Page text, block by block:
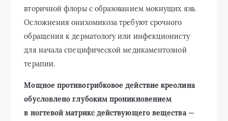
вторичной флоры с образованием мокнущих язв.
Осложнения онихомикоза требуют срочного
обращения к дерматологу или инфекционисту
для начала специфической медикаментозной
терапии.
Мощное противогрибковое действие креолина
обусловлено глубоким проникновением
в ногтевой матрикс действующего вещества —